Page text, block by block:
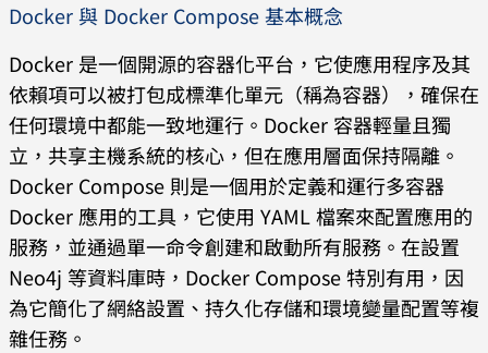
Docker 與 Docker Compose 基本概念
Docker 是一個開源的容器化平台，它使應用程序及其
依賴項可以被打包成標準化單元（稱為容器），確保在
任何環境中都能一致地運行。Docker 容器輕量且獨
立，共享主機系統的核心，但在應用層面保持隔離。
Docker Compose 則是一個用於定義和運行多容器
Docker 應用的工具，它使用 YAML 檔案來配置應用的
服務，並通過單一命令創建和啟動所有服務。在設置
Neo4j 等資料庫時，Docker Compose 特別有用，因
為它簡化了網絡設置、持久化存儲和環境變量配置等複
雜任務。